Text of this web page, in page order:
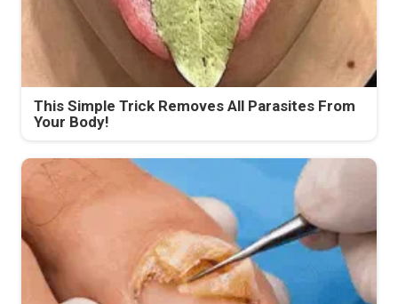
This Simple Trick Removes All Parasites From
Your Body!